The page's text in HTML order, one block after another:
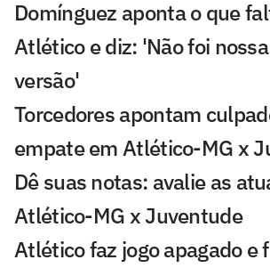
Domínguez aponta o que
Atlético e diz: 'Não foi
versão'
Torcedores apontam
empate em Atlético-MG x
Dê suas notas: avalie as
Atlético-MG x Juventude
Atlético faz jogo apagado e